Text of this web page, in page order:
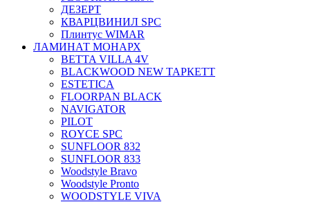
ДЕЗЕРТ
КВАРЦВИНИЛ SPC
Плинтус WIMAR
ЛАМИНАТ МОНАРХ
BETTA VILLA 4V
BLACKWOOD NEW ТАРКЕТТ
ESTETICA
FLOORPAN BLACK
NAVIGATOR
PILOT
ROYCE SPC
SUNFLOOR 832
SUNFLOOR 833
Woodstyle Bravo
Woodstyle Pronto
WOODSTYLE VIVA